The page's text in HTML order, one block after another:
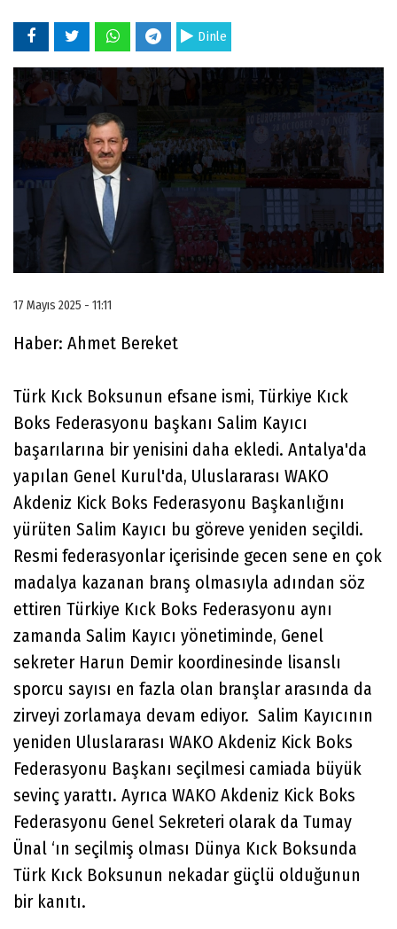
Dinle
17 Mayıs 2025 - 11:11
Haber: Ahmet Bereket
Türk Kıck Boksunun efsane ismi, Türkiye Kıck
Boks Federasyonu başkanı Salim Kayıcı
başarılarına bir yenisini daha ekledi. Antalya'da
yapılan Genel Kurul'da, Uluslararası WAKO
Akdeniz Kick Boks Federasyonu Başkanlığını
yürüten Salim Kayıcı bu göreve yeniden seçildi.
Resmi federasyonlar içerisinde gecen sene en çok
madalya kazanan branş olmasıyla adından söz
ettiren Türkiye Kıck Boks Federasyonu aynı
zamanda Salim Kayıcı yönetiminde, Genel
sekreter Harun Demir koordinesinde lisanslı
sporcu sayısı en fazla olan branşlar arasında da
zirveyi zorlamaya devam ediyor. Salim Kayıcının
yeniden Uluslararası WAKO Akdeniz Kick Boks
Federasyonu Başkanı seçilmesi camiada büyük
sevinç yarattı. Ayrıca WAKO Akdeniz Kick Boks
Federasyonu Genel Sekreteri olarak da Tumay
Ünal ‘ın seçilmiş olması Dünya Kıck Boksunda
Türk Kıck Boksunun nekadar güçlü olduğunun
bir kanıtı.